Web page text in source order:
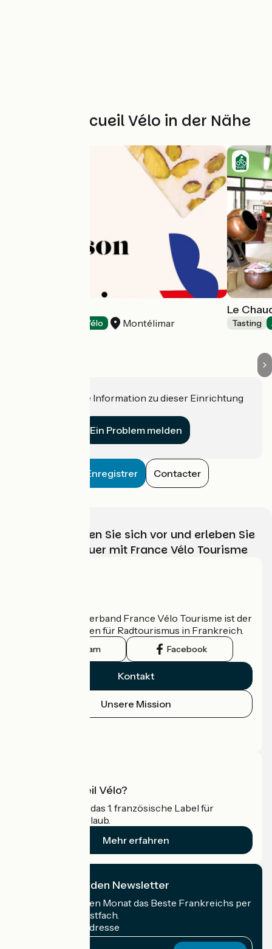
Weitere Accueil Vélo in der Nähe
Accueil Vélo Montélimar
Le
Tasting
Haben Sie eine Information zu dieser Einrichtung
Ein Problem melden
Enregistrer Contacter
Wählen, bereiten Sie sich vor und erleben Sie
Ihr Radabenteuer mit France Vélo Tourisme
Der nationale Verband France Vélo Tourisme ist der
offizielle Leitfaden für Radtourismus in Frankreich.
Instagram Facebook
Kontakt
Unsere Mission
Was ist Accueil Vélo?
Accueil Vélo ist das 1. französische Label für
Radfahrer im Urlaub.
Mehr erfahren
Ich abonniere den Newsletter
Erhalten Sie jeden Monat das Beste Frankreichs per
Rad in Ihrem Postfach.
Meine E-Mail-Adresse